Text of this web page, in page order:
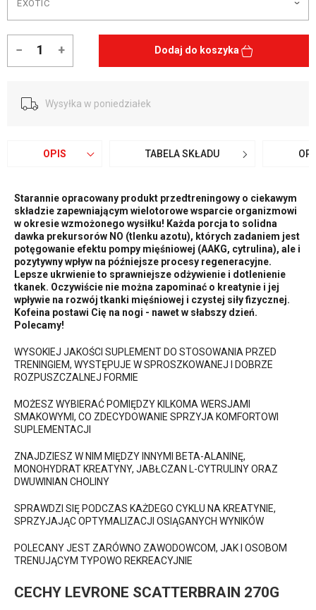
− + Dodaj do koszyka
Wysyłka w poniedziałek
OPIS TABELA SKŁADU
Starannie opracowany produkt przedtreningowy o ciekawym
składzie zapewniającym wielotorowe wsparcie organizmowi
w okresie wzmożonego wysiłku! Każda porcja to solidna
dawka prekursorów NO (tlenku azotu), których zadaniem jest
potęgowanie efektu pompy mięśniowej (AAKG, cytrulina), ale i
pozytywny wpływ na późniejsze procesy regeneracyjne.
Lepsze ukrwienie to sprawniejsze odżywienie i dotlenienie
tkanek. Oczywiście nie można zapominać o kreatynie i jej
wpływie na rozwój tkanki mięśniowej i czystej siły fizycznej.
Kofeina postawi Cię na nogi - nawet w słabszy dzień.
Polecamy!
WYSOKIEJ JAKOŚCI SUPLEMENT DO STOSOWANIA PRZED
TRENINGIEM, WYSTĘPUJE W SPROSZKOWANEJ I DOBRZE
ROZPUSZCZALNEJ FORMIE
MOŻESZ WYBIERAĆ POMIĘDZY KILKOMA WERSJAMI
SMAKOWYMI, CO ZDECYDOWANIE SPRZYJA KOMFORTOWI
SUPLEMENTACJI
ZNAJDZIESZ W NIM MIĘDZY INNYMI BETA-ALANINĘ,
MONOHYDRAT KREATYNY, JABŁCZAN L-CYTRULINY ORAZ
DWUWINIAN CHOLINY
SPRAWDZI SIĘ PODCZAS KAŻDEGO CYKLU NA KREATYNIE,
SPRZYJAJĄC OPTYMALIZACJI OSIĄGANYCH WYNIKÓW
POLECANY JEST ZARÓWNO ZAWODOWCOM, JAK I OSOBOM
TRENUJĄCYM TYPOWO REKREACYJNIE
CECHY LEVRONE SCATTERBRAIN 270G